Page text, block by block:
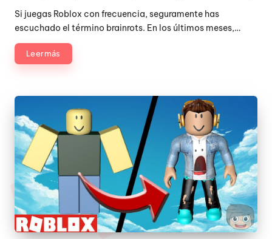
Si juegas Roblox con frecuencia, seguramente has
escuchado el término brainrots. En los últimos meses,…
Leer más